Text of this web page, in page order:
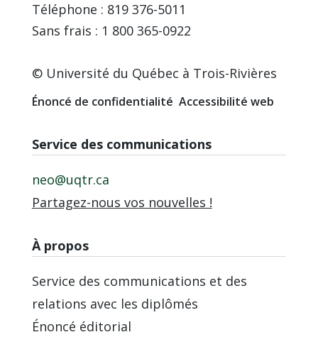
Téléphone : 819 376-5011
Sans frais : 1 800 365-0922
© Université du Québec à Trois-Rivières
Énoncé de confidentialité Accessibilité web
Service des communications
neo@uqtr.ca
Partagez-nous vos nouvelles !
À propos
Service des communications et des
relations avec les diplômés
Énoncé éditorial